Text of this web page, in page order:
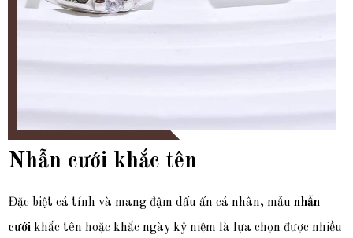
Nhẫn cưới khắc tên
Đặc biệt cá tính và mang đậm dấu ấn cá nhân, mẫu nhẫn
cưới khắc tên hoặc khắc ngày kỷ niệm là lựa chọn được nhiều